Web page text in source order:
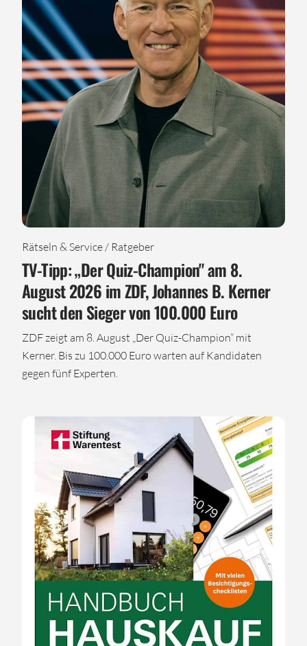
Rätseln & Service / Ratgeber
TV-Tipp: „Der Quiz-Champion" am 8.
August 2026 im ZDF, Johannes B. Kerner
sucht den Sieger von 100.000 Euro
ZDF zeigt am 8. August „Der Quiz-Champion“ mit
Kerner. Bis zu 100.000 Euro warten auf Kandidaten
gegen fünf Experten.